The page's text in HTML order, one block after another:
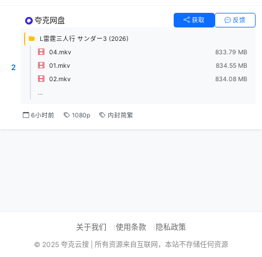
2
夸克网盘 获取 反馈
L雷霆三人行 サンダー3 (2026)
04.mkv
833.79 MB
01.mkv
834.55 MB
02.mkv
834.08 MB
...
6小时前 1080p 内封简繁
关于我们 使用条款 隐私政策
© 2025 夸克云搜 | 所有资源来自互联网，本站不存储任何资源